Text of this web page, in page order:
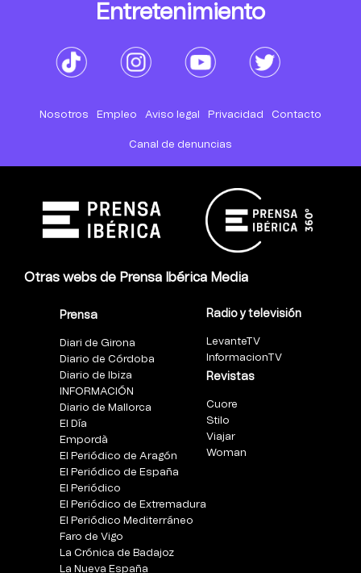
Entretenimiento
Nosotros Empleo Aviso legal Privacidad Contacto
Canal de denuncias
Otras webs de Prensa Ibérica Media
Prensa
Diari de Girona
Diario de Córdoba
Diario de Ibiza
INFORMACIÓN
Diario de Mallorca
El Día
Empordà
El Periódico de Aragón
El Periódico de España
El Periódico
El Periódico de Extremadura
El Periódico Mediterráneo
Faro de Vigo
La Crónica de Badajoz
La Nueva España
Radio y televisión
LevanteTV
InformacionTV
Revistas
Cuore
Stilo
Viajar
Woman